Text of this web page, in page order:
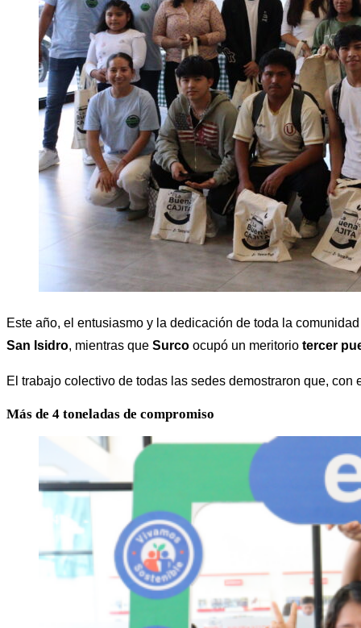
Este año, el entusiasmo y la dedicación de toda la
San Isidro, mientras que Surco ocupó un meritorio tercer
El trabajo colectivo de todas las sedes demostraron que,
Más de 4 toneladas de compromiso